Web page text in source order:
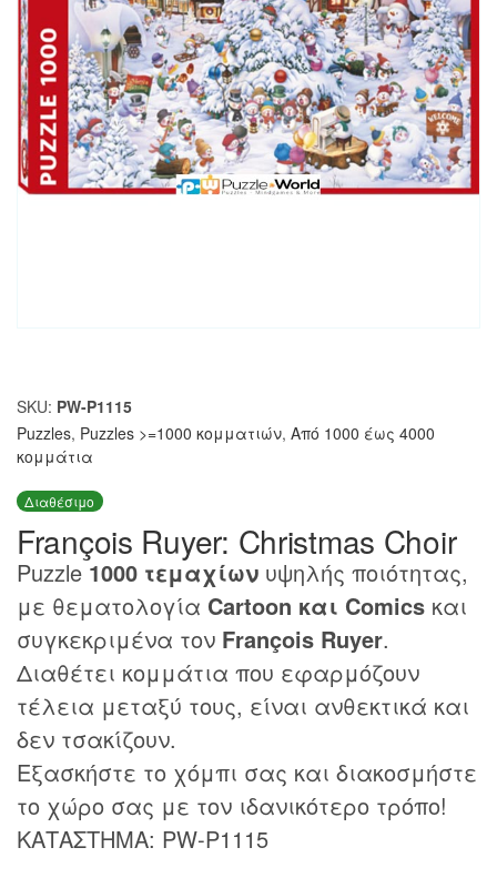
SKU: PW-P1115
Puzzles, Puzzles >=1000 κομματιών, Από 1000 έως 4000
κομμάτια
Διαθέσιμο
François Ruyer: Christmas Choir
Puzzle 1000 τεμαχίων υψηλής ποιότητας,
με θεματολογία Cartoon και Comics και
συγκεκριμένα τον François Ruyer.
Διαθέτει κομμάτια που εφαρμόζουν
τέλεια μεταξύ τους, είναι ανθεκτικά και
δεν τσακίζουν.
Εξασκήστε το χόμπι σας και διακοσμήστε
το χώρο σας με τον ιδανικότερο τρόπο!
ΚΑΤΑΣΤΗΜΑ: PW-P1115